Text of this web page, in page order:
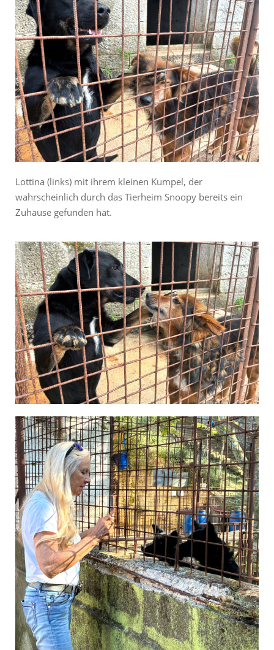
Lottina (links) mit ihrem kleinen Kumpel, der
wahrscheinlich durch das Tierheim Snoopy bereits ein
Zuhause gefunden hat.